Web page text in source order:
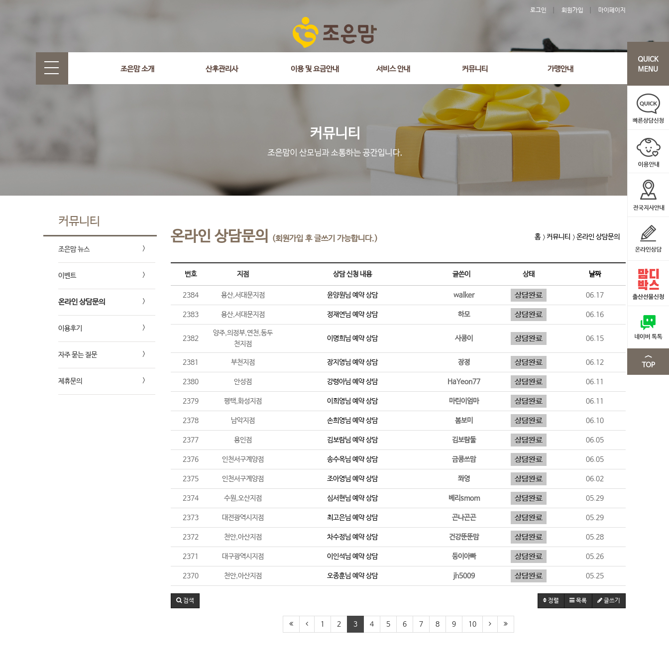
로그인 회원가입 마이페이지
조은맘 소개 산후관리사 이용 및 요금안내 서비스 안내 커뮤니티 가맹안내
커뮤니티
조은맘 뉴스
이벤트
온라인 상담문의
이용후기
자주 묻는 질문
제휴문의
온라인 상담문의 (회원가입 후 글쓰기 가능합니다.) 홈 커뮤니티 온라인 상담문의
번호 지점 상담 신청 내용 글쓴이 상태 날짜
2384 용산,서대문지점 윤양원님 예약 상담 walker 06.17
2383 용산,서대문지점 정재연님 예약 상담 하모 06.16
2382
양주,의정부,연천,동두
천지점
이명희님 예약 상담 사콩이 06.15
2381 부천지점 장지영님 예약 상담 장졍 06.12
2380 안성점 강령아님 예약 상담 HaYeon77 06.11
2379 평택,화성지점 이희영님 예약 상담 마린이엄마 06.11
2378 남악지점 손희영님 예약 상담 봄보미 06.10
2377 용인점 김보람님 예약 상담 김보람둘 06.05
2376 인천서구계양점 송수옥님 예약 상담 금콩쓰맘 06.05
2375 인천서구계양점 조아영님 예약 상담 쫘영 06.02
2374 수원,오산지점 심서현님 예약 상담 베리smom 05.29
2373 대전광역시지점 최고은님 예약 상담 곤나곤곤 05.29
2372 천안,아산지점 차수정님 예약 상담 건강뚠뚠맘 05.28
2371 대구광역시지점 이인석님 예약 상담 둥이아빠 05.26
2370 천안,아산지점 오종훈님 예약 상담 jh5009 05.25
정렬 목록 글쓰기
검색
1 2 3 4 5 6 7 8 9 10